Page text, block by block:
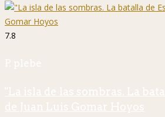
7.8
P. plebe
"La isla de las sombras. La
de Juan Luis Gomar Hoyos